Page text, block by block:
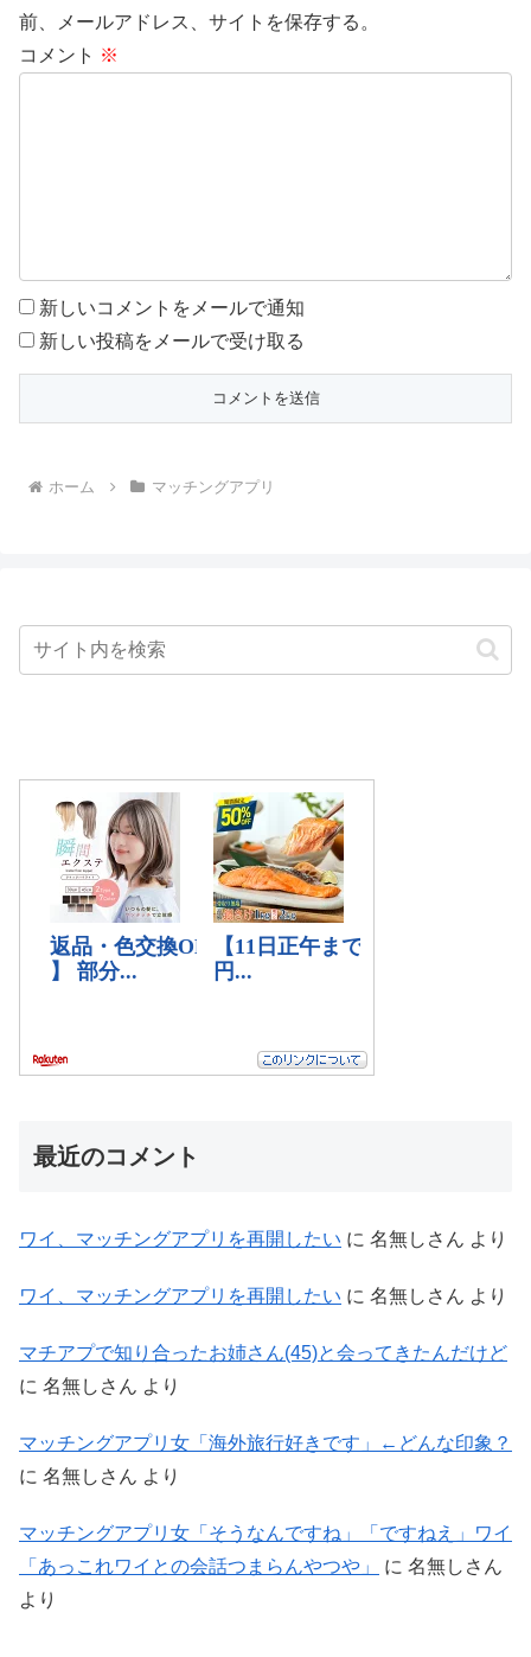
前、メールアドレス、サイトを保存する。
コメント ※
新しいコメントをメールで通知
新しい投稿をメールで受け取る
ホーム マッチングアプリ
最近のコメント
ワイ、マッチングアプリを再開したい に 名無しさん より
ワイ、マッチングアプリを再開したい に 名無しさん より
マチアプで知り合ったお姉さん(45)と会ってきたんだけど
に 名無しさん より
マッチングアプリ女「海外旅行好きです」←どんな印象？
に 名無しさん より
マッチングアプリ女「そうなんですね」「ですねえ」ワイ
「あっこれワイとの会話つまらんやつや」
に 名無しさん
より